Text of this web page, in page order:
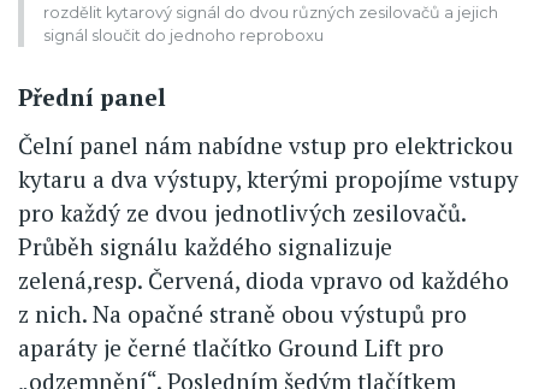
rozdělit kytarový signál do dvou různých zesilovačů a jejich
signál sloučit do jednoho reproboxu
Přední panel
Čelní panel nám nabídne vstup pro elektrickou
kytaru a dva výstupy, kterými propojíme vstupy
pro každý ze dvou jednotlivých zesilovačů.
Průběh signálu každého signalizuje
zelená,resp. Červená, dioda vpravo od každého
z nich. Na opačné straně obou výstupů pro
aparáty je černé tlačítko Ground Lift pro
„odzemnění“. Posledním šedým tlačítkem